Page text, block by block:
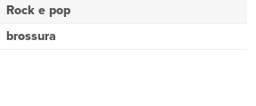
Rock e pop
brossura